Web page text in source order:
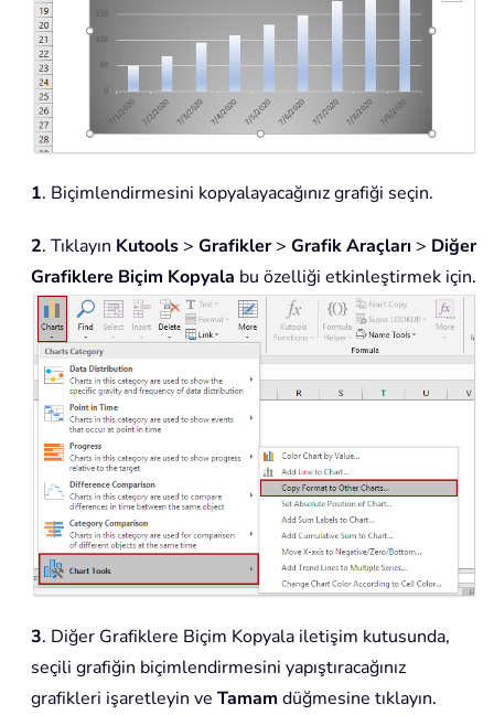
1. Biçimlendirmesini kopyalayacağınız grafiği seçin.
2. Tıklayın Kutools > Grafikler> Grafik Araçları > Diğer
Grafiklere Biçim Kopyala bu özelliği etkinleştirmek için.
3. Diğer Grafiklere Biçim Kopyala iletişim kutusunda,
seçili grafiğin biçimlendirmesini yapıştıracağınız
grafikleri işaretleyin ve Tamam düğmesine tıklayın.